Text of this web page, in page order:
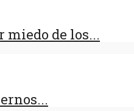
miedo de los...